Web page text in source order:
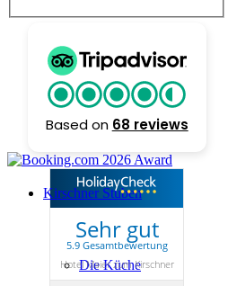
Online-Buchung
Preisliste
Kirschner Stuben
Die Küche
Based on 68 reviews
Sehr gut
5.9 Gesamtbewertung
Hotel Maier zum Kirschner